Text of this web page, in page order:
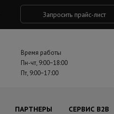
Запросить прайс-лист
Время работы
Пн-чт, 9:00−18:00
Пт, 9:00−17:00
ПАРТНЕРЫ СЕРВИС B2B